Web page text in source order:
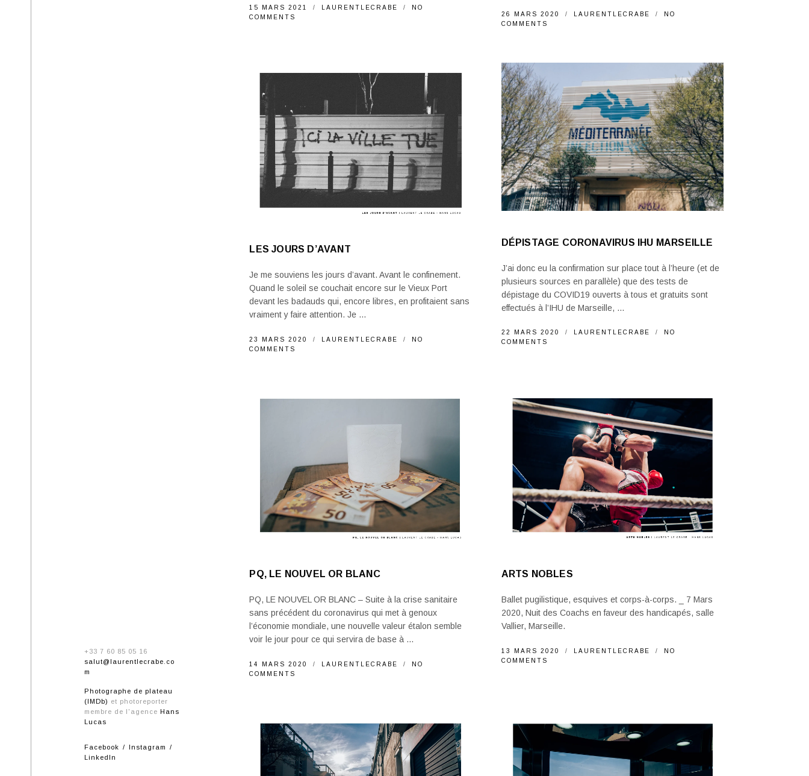
+33 7 60 85 05 16
salut@laurentlecrabe.co
m
Photographe de plateau
(IMDb) et photoreporter
membre de l'agence Hans
Lucas
Facebook
Instagram
LinkedIn
15 MARS 2021 LAURENTLECRABE
NO
COMMENTS
26 MARS 2020 LAURENTLECRABE
NO
COMMENTS
LES JOURS D’AVANT
Je me souviens les jours d’avant. Avant le confinement.
Quand le soleil se couchait encore sur le Vieux Port
devant les badauds qui, encore libres, en profitaient sans
vraiment y faire attention. Je ...
23 MARS 2020 LAURENTLECRABE
NO
COMMENTS
DÉPISTAGE CORONAVIRUS IHU MARSEILLE
J’ai donc eu la confirmation sur place tout à l’heure (et de
plusieurs sources en parallèle) que des tests de
dépistage du COVID19 ouverts à tous et gratuits sont
effectués à l’IHU de Marseille, ...
22 MARS 2020 LAURENTLECRABE
NO
COMMENTS
PQ, LE NOUVEL OR BLANC
PQ, LE NOUVEL OR BLANC – Suite à la crise sanitaire
sans précédent du coronavirus qui met à genoux
l’économie mondiale, une nouvelle valeur étalon semble
voir le jour pour ce qui servira de base à ...
14 MARS 2020 LAURENTLECRABE
NO
COMMENTS
ARTS NOBLES
Ballet pugilistique, esquives et corps-à-corps. _ 7 Mars
2020, Nuit des Coachs en faveur des handicapés, salle
Vallier, Marseille.
13 MARS 2020 LAURENTLECRABE
NO
COMMENTS